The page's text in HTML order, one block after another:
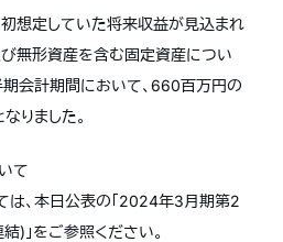
想定していた将来収益が見込まれ
び無形資産を含む固定資産につい
会計期間において、660百万円の
りました。
て
は、本日公表の「2024年3月期第2
)」をご参照ください。